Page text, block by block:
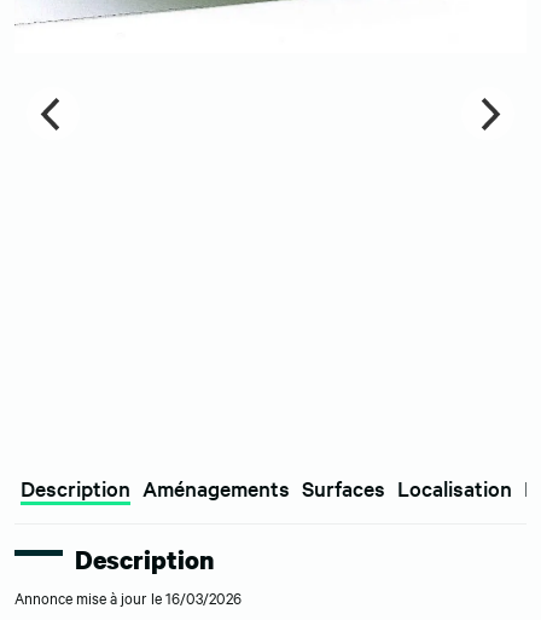
Description Aménagements Surfaces Localisation
Description
Annonce mise à jour le 16/03/2026